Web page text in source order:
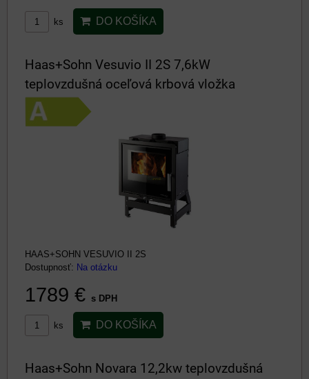
ks DO KOŠÍKA
Haas+Sohn Vesuvio II 2S 7,6kW
teplovzdušná oceľová krbová vložka
HAAS+SOHN VESUVIO II 2S
Dostupnosť: Na otázku
1789 € s DPH
ks DO KOŠÍKA
Haas+Sohn Novara 12,2kw teplovzdušná